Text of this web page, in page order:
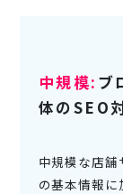
中規模: ブ
体のSEO
中規模な店
の基本情報